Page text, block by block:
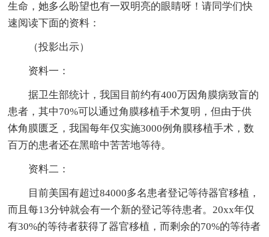
生命，她多么盼望也有一双明亮的眼睛呀！请同学们快
速阅读下面的资料：
（投影出示）
资料一：
据卫生部统计，我国目前约有400万因角膜病致盲的
患者，其中70%可以通过角膜移植手术复明，但由于供
体角膜匮乏，我国每年仅实施3000例角膜移植手术，数
百万的患者还在黑暗中苦苦地等待。
资料二：
目前美国有超过84000多名患者登记等待器官移植，
而且每13分钟就会有一个新的登记等待患者。20xx年仅
有30%的等待者获得了器官移植，而剩余的70%的等待者